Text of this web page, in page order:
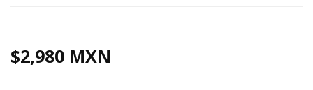
$2,980 MXN